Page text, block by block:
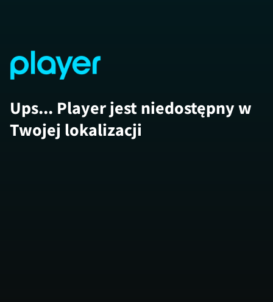
Ups... Player jest niedostępny w
Twojej lokalizacji